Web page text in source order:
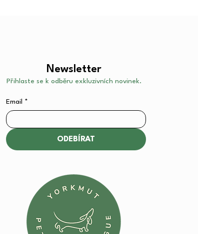
Email *
ODEBÍRAT
Newsletter
Přihlaste se k odběru exkluzivních novinek.